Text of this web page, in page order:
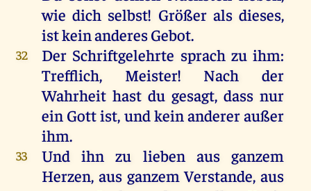
wie dich selbst! Größer als dieses,
ist kein anderes Gebot.
32
Der Schriftgelehrte sprach zu ihm:
Trefflich, Meister! Nach der
Wahrheit hast du gesagt, dass nur
ein Gott ist, und kein anderer außer
ihm.
33
Und ihn zu lieben aus ganzem
Herzen, aus ganzem Verstande, aus